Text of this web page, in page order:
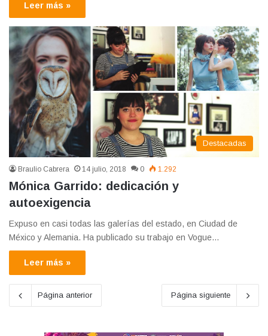
Leer más »
Destacadas
Braulio Cabrera 14 julio, 2018 0 1.292
Mónica Garrido: dedicación y
autoexigencia
Expuso en casi todas las galerías del estado, en Ciudad de
México y Alemania. Ha publicado su trabajo en Vogue…
Leer más »
Página anterior Página siguiente